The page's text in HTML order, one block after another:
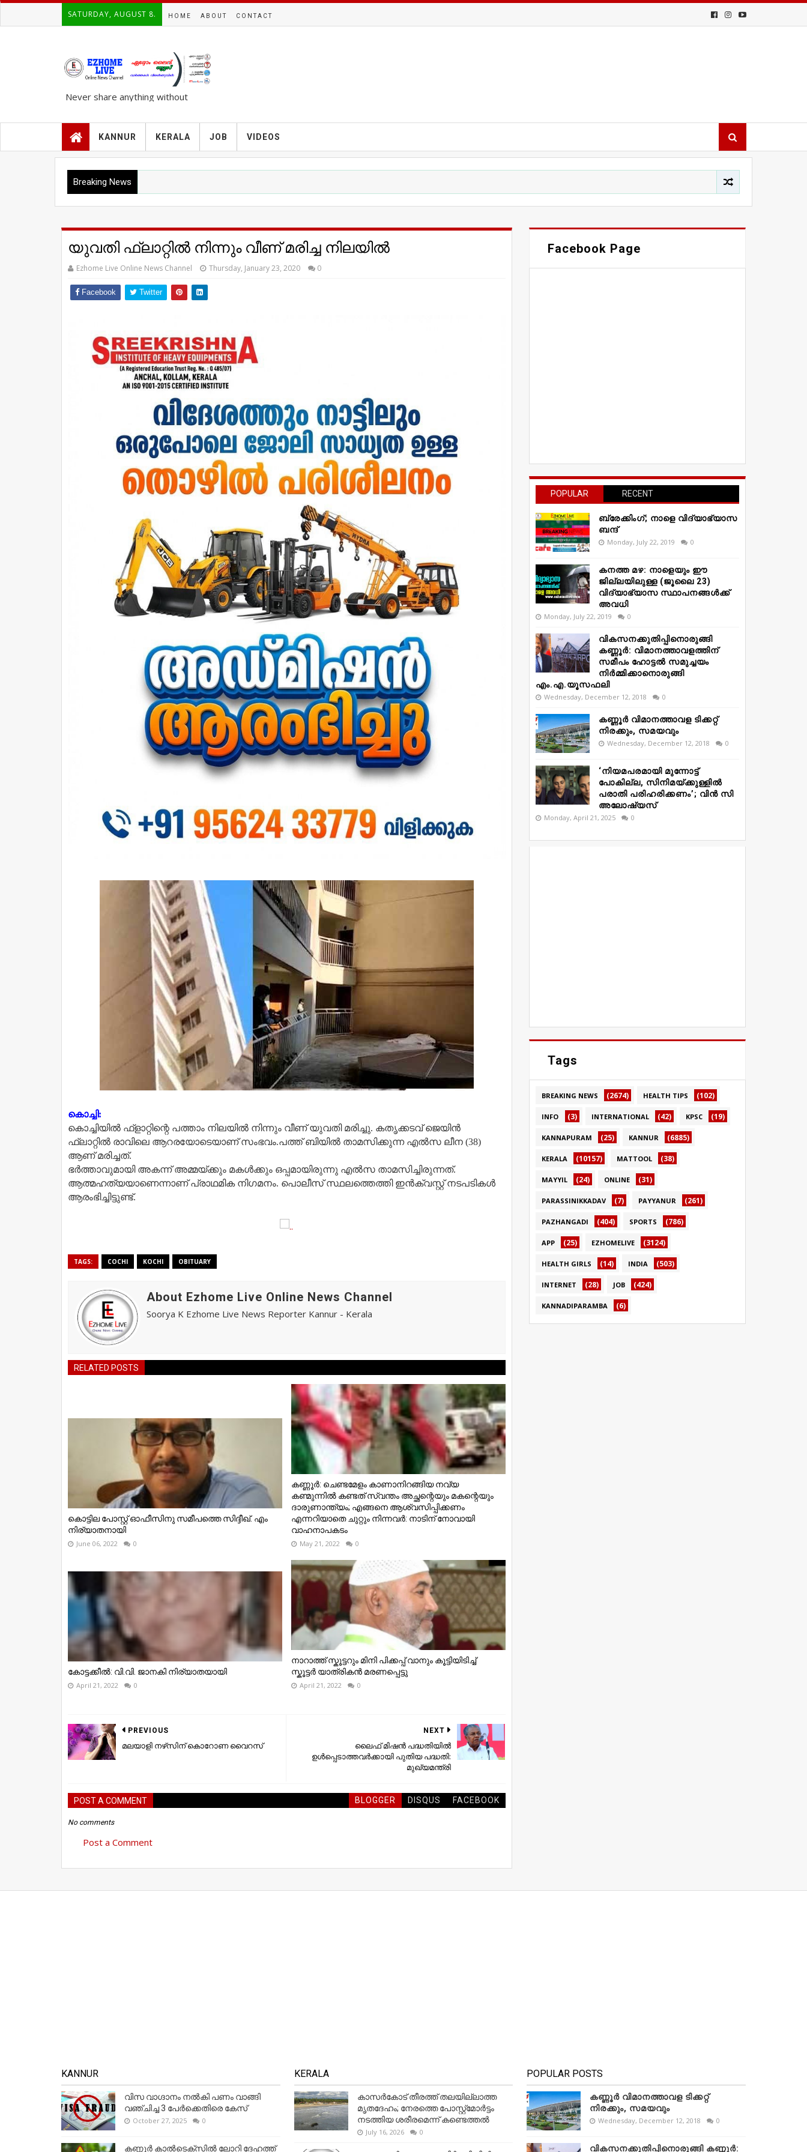
SATURDAY, AUGUST 8. HOME ABOUT CONTACT
Never share anything without
KANNUR KERALA JOB VIDEOS
Breaking News
യുവതി ഫ്ലാറ്റില്‍ നിന്നും വീണ് മരിച്ച നിലയില്‍
Ezhome Live Online News Channel Thursday, January 23, 2020 0
Facebook Twitter
കൊച്ചി:
കൊച്ചിയിൽ ഫ്ളാറ്റിന്റെ പത്താം നിലയിൽ നിന്നും വീണ് യുവതി മരിച്ചു. കതൃക്കടവ് ജെയിൻ
ഫ്ലാറ്റിൽ രാവിലെ ആറരയോടെയാണ് സംഭവം.പത്ത് ബിയിൽ താമസിക്കുന്ന എൽസ ലീന (38)​
ആണ് മരിച്ചത്.
ഭർത്താവുമായി അകന്ന് അമ്മയ്‌ക്കും മകൾക്കും ഒപ്പമായിരുന്നു എൽസ താമസിച്ചിരുന്നത്.
ആത്മഹത്യയാണെന്നാണ് പ്രാഥമിക നിഗമനം. പൊലീസ് സ്ഥലത്തെത്തി ഇൻക്വസ്റ്റ് നടപടികൾ
ആരംഭിച്ചിട്ടുണ്ട്.
TAGS: COCHI KOCHI OBITUARY
About Ezhome Live Online News Channel
Soorya K Ezhome Live News Reporter Kannur - Kerala
RELATED POSTS
കൊട്ടില പോസ്റ്റ് ഓഫീസിനു സമീപത്തെ സിദ്ദീഖ്. എം
നിര്യാതനായി
June 06, 2022 0
കണ്ണൂര്‍: ചെണ്ടമേളം കാണാനിറങ്ങിയ നവ്യ
കണ്മുന്നിൽ കണ്ടത് സ്വന്തം അച്ഛന്റെയും മകന്റെയും
ദാരുണാന്ത്യം; എങ്ങനെ ആശ്വസിപ്പിക്കണം
എന്നറിയാതെ ചുറ്റും നിന്നവർ: നാടിന് നോവായി
വാഹനാപകടം
May 21, 2022 0
കോട്ടക്കീൽ: വി.വി. ജാനകി നിര്യാതയായി
April 21, 2022 0
നാറാത്ത് സ്കൂട്ടറും മിനി പിക്കപ്പ് വാനും കൂട്ടിയിടിച്ച്
സ്കൂട്ടർ യാത്രികൻ മരണപ്പെട്ടു
April 21, 2022 0
NEXT
ലൈഫ്‌ മിഷൻ പദ്ധതിയിൽ
ഉൾപ്പെടാത്തവർക്കായി പുതിയ പദ്ധതി:
മുഖ്യമന്ത്രി
PREVIOUS
മലയാളി നഴ്‌സിന് കൊറോണ വൈറസ്
POST A COMMENT BLOGGER DISQUS FACEBOOK
No comments
Post a Comment
Facebook Page
POPULAR RECENT
ബ്രേക്കിംഗ്; നാളെ വിദ്യാഭ്യാസ
ബന്ദ്
Monday, July 22, 2019 0
കനത്ത മഴ: നാളെയും ഈ
ജില്ലയിലുള്ള (ജൂലൈ 23)
വിദ്യാഭ്യാസ സ്ഥാപനങ്ങൾക്ക്
അവധി
Monday, July 22, 2019 0
വികസനക്കുതിപ്പിനൊരുങ്ങി
കണ്ണൂർ: വിമാനത്താവളത്തിന്
സമീപം ഹോട്ടൽ സമുച്ചയം
നിർമ്മിക്കാനൊരുങ്ങി
എം.എ.യൂസഫലി
Wednesday, December 12, 2018 0
കണ്ണൂർ വിമാനത്താവള ടിക്കറ്റ്
നിരക്കും, സമയവും
Wednesday, December 12, 2018 0
‘നിയമപരമായി മുന്നോട്ട്
പോകില്ല, സിനിമയ്ക്കുള്ളിൽ
പരാതി പരിഹരിക്കണം’; വിൻ സി
അലോഷ്യസ്
Monday, April 21, 2025 0
Tags
BREAKING NEWS (2674) HEALTH TIPS (102)
INFO (3) INTERNATIONAL (42) KPSC (19)
KANNAPURAM (25) KANNUR (6885)
KERALA (10157) MATTOOL (38)
MAYYIL (24) ONLINE (31)
PARASSINIKKADAV (7) PAYYANUR (261)
PAZHANGADI (404) SPORTS (786)
APP (25) EZHOMELIVE (3124)
HEALTH GIRLS (14) INDIA (503)
INTERNET (28) JOB (424)
KANNADIPARAMBA (6)
KANNUR
വിസ വാഗ്ദാനം നൽകി പണം വാങ്ങി
വഞ്ചിച്ച 3 പേർക്കെതിരെ കേസ്
October 27, 2025 0
കണ്ണൂര്‍ കാല്‍ടെക്‌സില്‍ ലോറി ദേഹത്ത്
KERALA
കാസർകോട് തീരത്ത് തലയില്ലാത്ത
മൃതദേഹം; നേരത്തെ പോസ്റ്റ്‌മോർട്ടം
നടത്തിയ ശരീരമെന്ന് കണ്ടെത്തൽ
July 16, 2026 0
POPULAR POSTS
കണ്ണൂർ വിമാനത്താവള ടിക്കറ്റ്
നിരക്കും, സമയവും
Wednesday, December 12, 2018 0
വികസനക്കുതിപ്പിനൊരുങ്ങി കണ്ണൂർ: